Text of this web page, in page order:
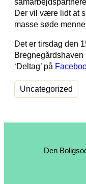
Der vil være lidt at
masse søde
Det er tirsdag den
Bregnegårdshaven
‘Deltag’ på
Uncategorized
Den